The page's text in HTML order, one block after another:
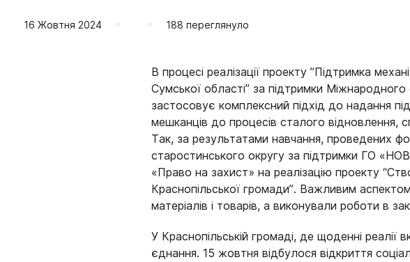
16 Жовтня 2024 188 переглянуло
В процесі реалізації проекту ”Підтримка
Сумської області” за підтримки
застосовує комплексний підхід до надання
мешканців до процесів сталого відновлення,
Так, за результатами навчання, проведених
старостинського округу за підтримки ГО
«Право на захист» на реалізацію проекту
Краснопільської громади”. Важливим
матеріалів і товарів, а виконували роботи в
У Краснопільській громаді, де щоденні
єднання. 15 жовтня відбулося відкриття